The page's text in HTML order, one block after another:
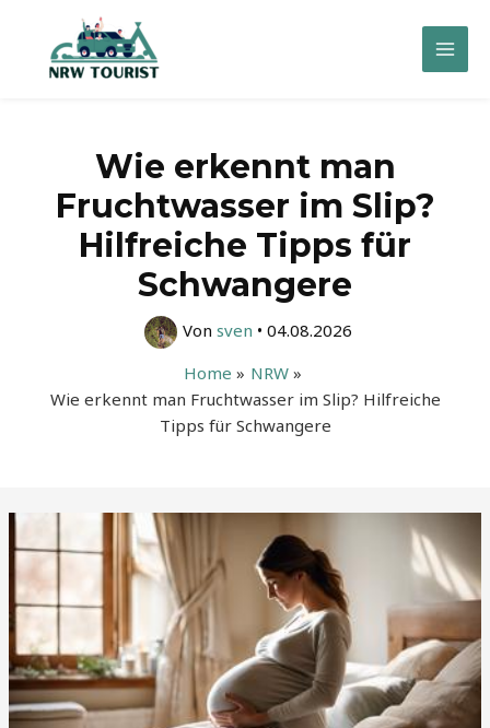
springen
Main
Wie erkennt man
Fruchtwasser im Slip?
Hilfreiche Tipps für
Schwangere
Von sven • 04.08.2026
Home
NRW
Wie erkennt man Fruchtwasser im Slip? Hilfreiche
Tipps für Schwangere